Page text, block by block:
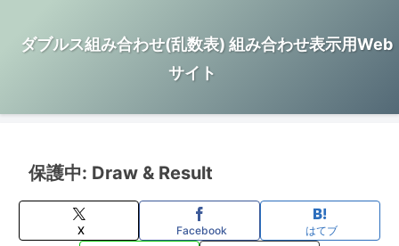
ダブルス組み合わせ(乱数表) 組み合わせ表示用Web
サイト
保護中: Draw & Result
X Facebook はてブ